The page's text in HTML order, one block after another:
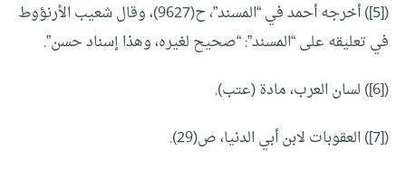
([5]) أخرجه أحمد في “المسند”، ح(9627)، وقال شعيب الأرنؤوط
في تعليقه على “المسند”: “صحيح لغيره، وهذا إسناد حسن”.
([6]) لسان العرب، مادة (عتب).
([7]) العقوبات لابن أبي الدنيا، ص(29).